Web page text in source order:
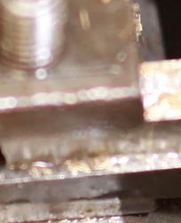
CATEGORIAS
Sistemas
Bombas
Distribuidores
SERVIÇOS
INDÚSTRIA
Veículos automotores
Cimenteiras
BLOG
CONTATO